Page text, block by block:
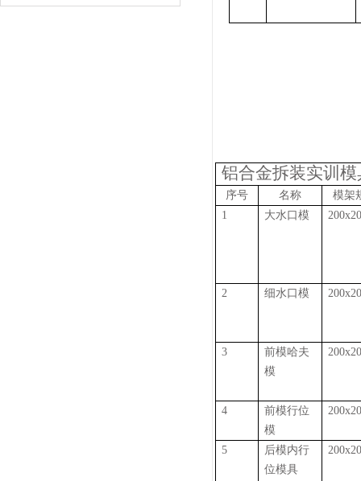
铝合金拆装实训
序号 名称
模架
1
大水口模
2 细水口模
3
前模哈夫
模
4
前模行位
模
5
后模内行
位模具